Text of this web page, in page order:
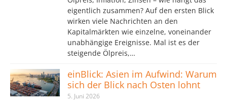
eigentlich zusammen? Auf den ersten Blick
wirken viele Nachrichten an den
Kapitalmärkten wie einzelne, voneinander
unabhängige Ereignisse. Mal ist es der
steigende Ölpreis,…
einBlick: Asien im Aufwind: Warum
sich der Blick nach Osten lohnt
5. Juni 2026